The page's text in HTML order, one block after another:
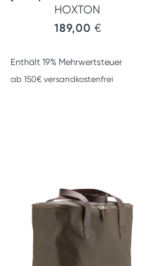
HOXTON
189,00 €
Enthält 19% Mehrwertsteuer
ab 150€ versandkostenfrei